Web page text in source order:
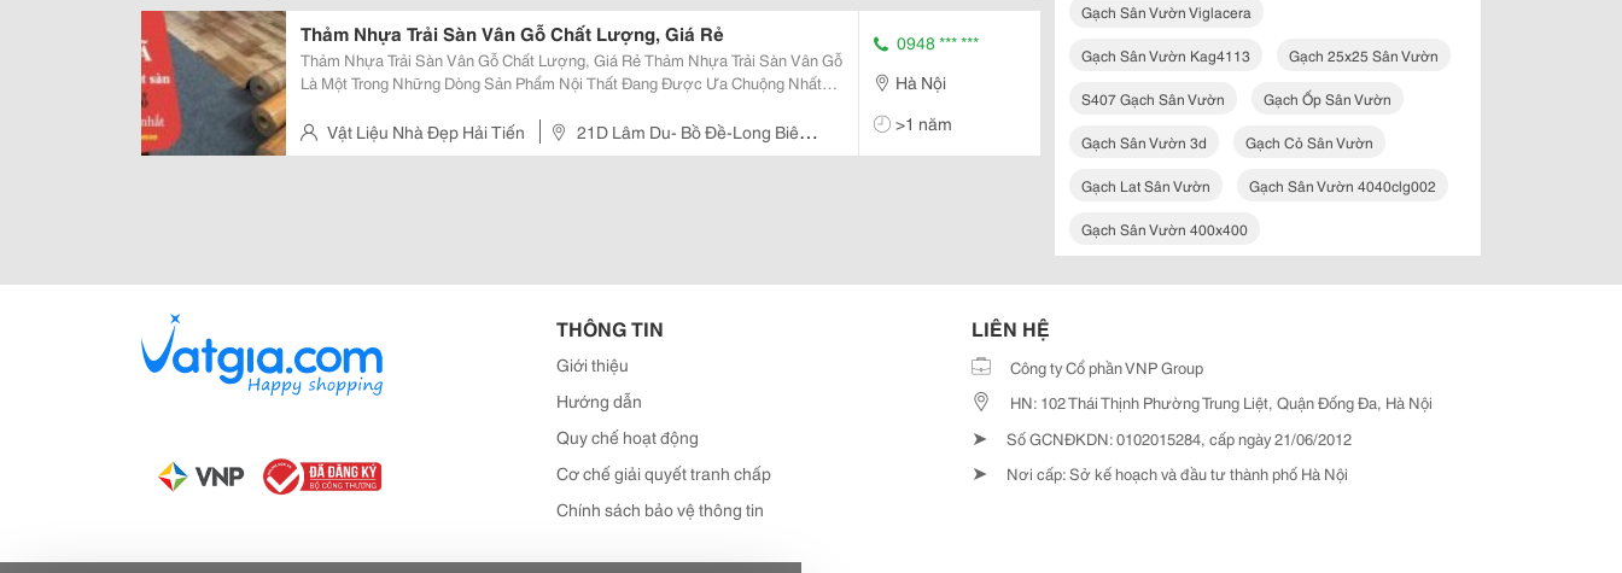
Thảm Nhựa Trải Sàn Vân Gỗ Chất Lượng, Giá Rẻ
Thảm Nhựa Trải Sàn Vân Gỗ Chất Lượng, Giá Rẻ Thảm Nhựa Trải Sàn Vân Gỗ
Là Một Trong Những Dòng Sản Phẩm Nội Thất Đang Được Ưa Chuộng Nhất
Phải Ai Cũng Hiểu Rõ Về Loại Thảm...
Vật Liệu Nhà Đẹp Hải Tiến
21D Lâm Du- Bồ Đề-Long Biên,
Hà Nội
0948 *** ***
Hà Nội
>1 năm
Gạch Sân Vườn Viglacera
Gạch Sân Vườn Kag4113 Gạch 25x25 Sân Vườn
S407 Gạch Sân Vườn Gạch Ốp Sân Vườn
Gạch Sân Vườn 3d Gạch Cỏ Sân Vườn
Gạch Lat Sân Vườn Gạch Sân Vườn 4040clg002
Gạch Sân Vườn 400x400
THÔNG TIN
Giới thiệu
Hướng dẫn
Quy chế hoạt động
Cơ chế giải quyết tranh chấp
Chính sách bảo vệ thông tin
LIÊN HỆ
Công ty Cổ phần VNP Group
HN: 102 Thái Thịnh Phường Trung Liệt, Quận Đống Đa, Hà Nội
➤ Số GCNĐKDN: 0102015284, cấp ngày 21/06/2012
➤ Nơi cấp: Sở kế hoạch và đầu tư thành phố Hà Nội